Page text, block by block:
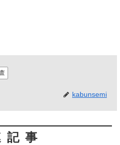
kabunsemi
記事